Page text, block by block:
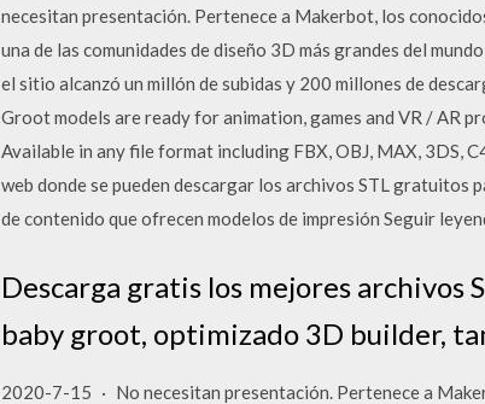
necesitan presentación. Pertenece a Makerbot, los
una de las comunidades de diseño 3D más grandes del
el sitio alcanzó un millón de subidas y 200 millones de
Groot models are ready for animation, games and VR / AR
Available in any file format including FBX, OBJ, MAX, 3DS,
web donde se pueden descargar los archivos STL gratuitos
de contenido que ofrecen modelos de impresión Seguir
Descarga gratis los mejores
baby groot, optimizado 3D builder,
2020-7-15 · No necesitan presentación. Pertenece a